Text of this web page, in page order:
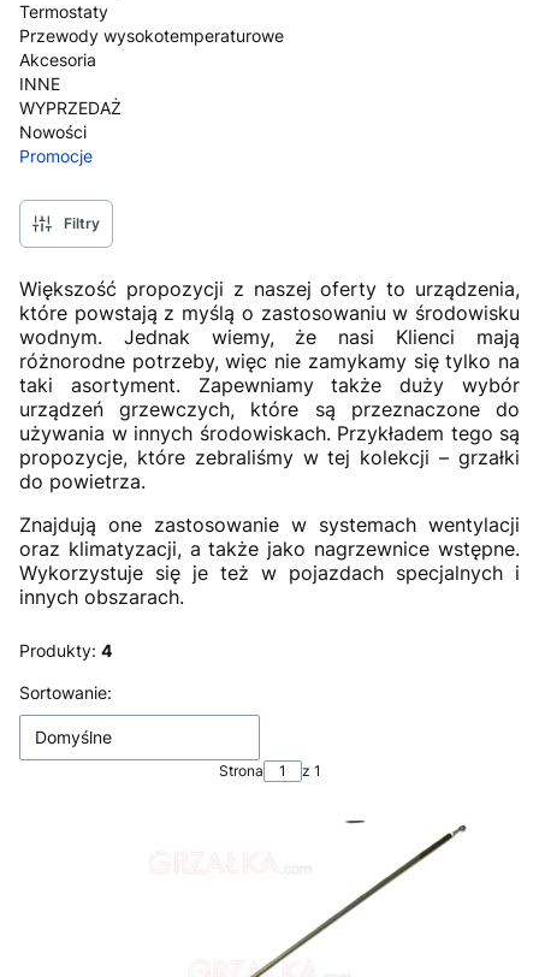
Termostaty
Przewody wysokotemperaturowe
Akcesoria
INNE
WYPRZEDAŻ
Nowości
Promocje
Filtry
Większość propozycji z naszej oferty to urządzenia,
które powstają z myślą o zastosowaniu w środowisku
wodnym. Jednak wiemy, że nasi Klienci mają
różnorodne potrzeby, więc nie zamykamy się tylko na
taki asortyment. Zapewniamy także duży wybór
urządzeń grzewczych, które są przeznaczone do
używania w innych środowiskach. Przykładem tego są
propozycje, które zebraliśmy w tej kolekcji – grzałki
do powietrza.
Znajdują one zastosowanie w systemach wentylacji
oraz klimatyzacji, a także jako nagrzewnice wstępne.
Wykorzystuje się je też w pojazdach specjalnych i
innych obszarach.
Produkty: 4
Lista produktów
Sortowanie:
Domyślne
Strona z 1